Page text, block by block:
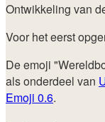
Ontwikkeling van
Voor het eerst
De emoji
als onderdeel van
Emoji 0.6.